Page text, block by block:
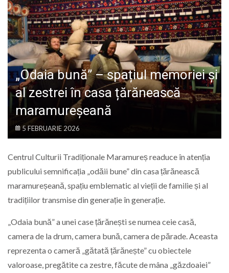
SPECIAL
POLITIC
LIFE
„Odaia bună” – spațiul memoriei și
al zestrei în casa țărănească
maramureșeană
5 FEBRUARIE 2026
Centrul Culturii Tradiționale Maramureș readuce în atenția
publicului semnificația „odăii bune” din casa țărănească
maramureșeană, spațiu emblematic al vieții de familie și al
tradițiilor transmise din generație în generație.
„Odaia bună” a unei case țărănești se numea ceie casă,
camera de la drum, camera bună, camera de părade. Aceasta
reprezenta o cameră „gătată țărănește” cu obiectele
valoroase, pregătite ca zestre, făcute de mâna „găzdoaiei”